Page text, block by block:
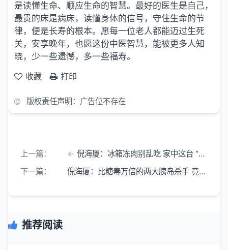
是读懂生命、顺应生命的智慧。最好的医生是自己，
最贵的床是病床，读懂身体的信号，守住生命的节
律，便是长寿的根本。愿每一位老人都能迈过生死
关，安享晚年，也愿这份中医智慧，能被更多人知
晓，少一些遗憾，多一些福寿。
收藏
打印
版权责任声明：广告位不存在
上一篇：
倪海厦：冰箱冻肉别乱吃 家中这台 “冰柜” 竟是藏着尸毒的停尸间
下一篇：
倪海厦：比糖毒万倍的两大胰岛杀手 竟是藏在身边的 WHO 认定致癌物
推荐阅读